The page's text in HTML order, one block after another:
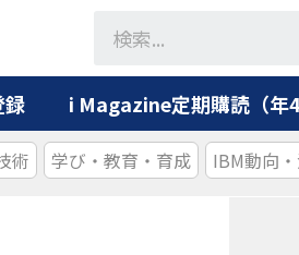
i Magazine定期購読（年4
術 学び・教育・育成 IBM動向